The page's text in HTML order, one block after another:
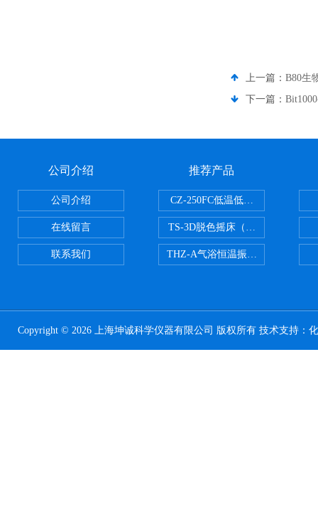
上一篇： B80生
下一篇：
公司介绍
公司介绍
在线留言
联系我们
推荐产品
CZ-250FC低温低湿种子储藏柜
TS-3D脱色摇床（三维运动）
THZ-A气浴恒温振荡器
Copyright © 2026 上海坤诚科学仪器有限公司 版权所有 技术支持：